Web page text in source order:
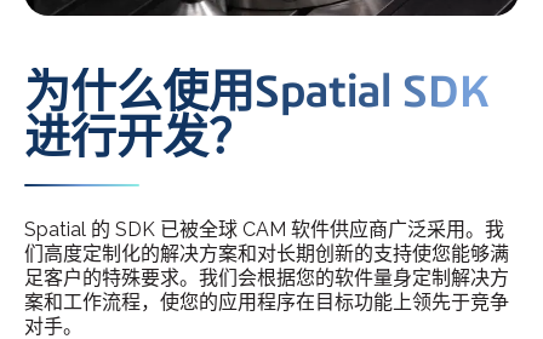
为什么使用Spatial SDK
进行开发？
Spatial 的 SDK 已被全球 CAM 软件供应商广泛采用。我
们高度定制化的解决方案和对长期创新的支持使您能够满
足客户的特殊要求。我们会根据您的软件量身定制解决方
案和工作流程，使您的应用程序在目标功能上领先于竞争
对手。